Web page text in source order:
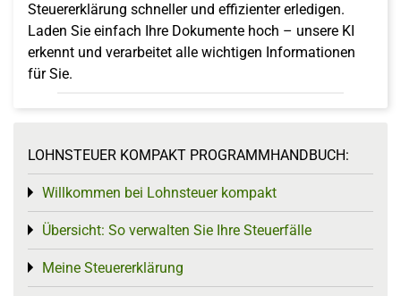
Steuererklärung schneller und effizienter erledigen.
Laden Sie einfach Ihre Dokumente hoch – unsere KI
erkennt und verarbeitet alle wichtigen Informationen
für Sie.
LOHNSTEUER KOMPAKT PROGRAMMHANDBUCH:
Willkommen bei Lohnsteuer kompakt
Toggle menu
Übersicht: So verwalten Sie Ihre Steuerfälle
Toggle menu
Meine Steuererklärung
Toggle menu